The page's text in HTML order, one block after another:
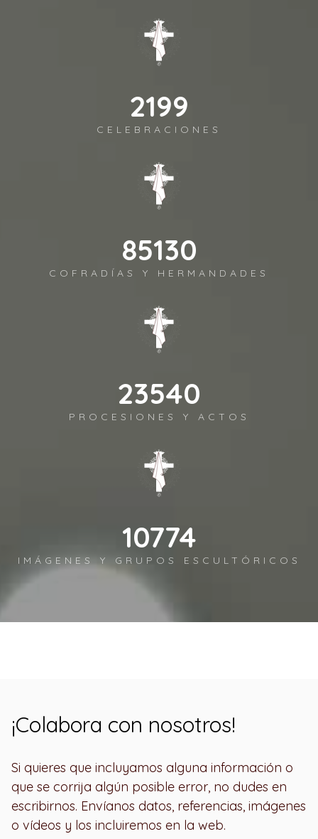
2541
CELEBRACIONES
98372
COFRADÍAS Y HERMANDADES
27202
PROCESIONES Y ACTOS
12450
IMÁGENES Y GRUPOS ESCULTÓRICOS
¡Colabora con nosotros!
Si quieres que incluyamos alguna información o
que se corrija algún posible error, no dudes en
escribirnos. Envíanos datos, referencias, imágenes
o vídeos y los incluiremos en la web.